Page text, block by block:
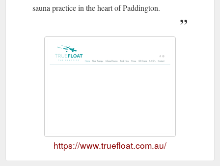
sauna practice in the heart of Paddington.
https://www.truefloat.com.au/